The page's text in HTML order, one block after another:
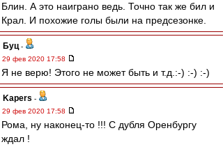
Блин. А это наиграно ведь. Точно так же бил и
Крал. И похожие голы были на предсезонке.
Буц -
29 фев 2020 17:58
Я не верю! Этого не может быть и т.д.:-) :-) :-)
Kapers -
29 фев 2020 17:58
Рома, ну наконец-то !!! С дубля Оренбургу
ждал !